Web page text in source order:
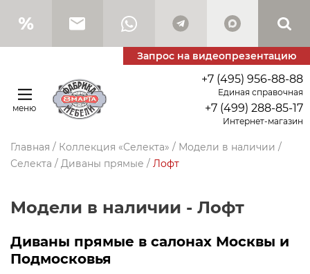
Запрос на видеопрезентацию
меню
+7 (495) 956-88-88
Единая справочная
+7 (499) 288-85-17
Интернет-магазин
Главная / Коллекция «Селекта» / Модели в наличии /
Селекта / Диваны прямые / Лофт
Модели в наличии - Лофт
Диваны прямые в салонах Москвы и
Подмосковья